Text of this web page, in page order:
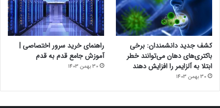
کشف جدید دانشمندان: برخی
باکتری‌های دهان می‌توانند خطر
ابتلا به آلزایمر را افزایش دهند
30 بهمن 1403
راهنمای خرید سرور اختصاصی |
آموزش جامع قدم به قدم
30 بهمن 1403